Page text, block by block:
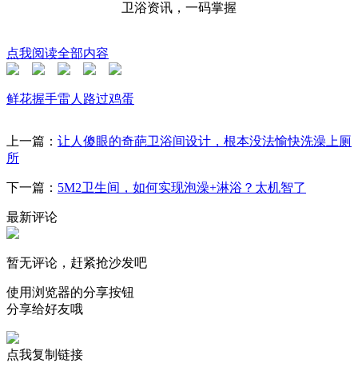
卫浴资讯，一码掌握
点我阅读全部内容
鲜花握手雷人 路过鸡蛋
上一篇： 让人傻眼的奇葩卫浴间设计，根本没法愉快洗澡上厕
所
下一篇： 5M2卫生间，如何实现泡澡+淋浴？太机智了
最新评论
暂无评论，赶紧抢沙发吧
使用浏览器的分享按钮
分享给好友哦
点我复制链接